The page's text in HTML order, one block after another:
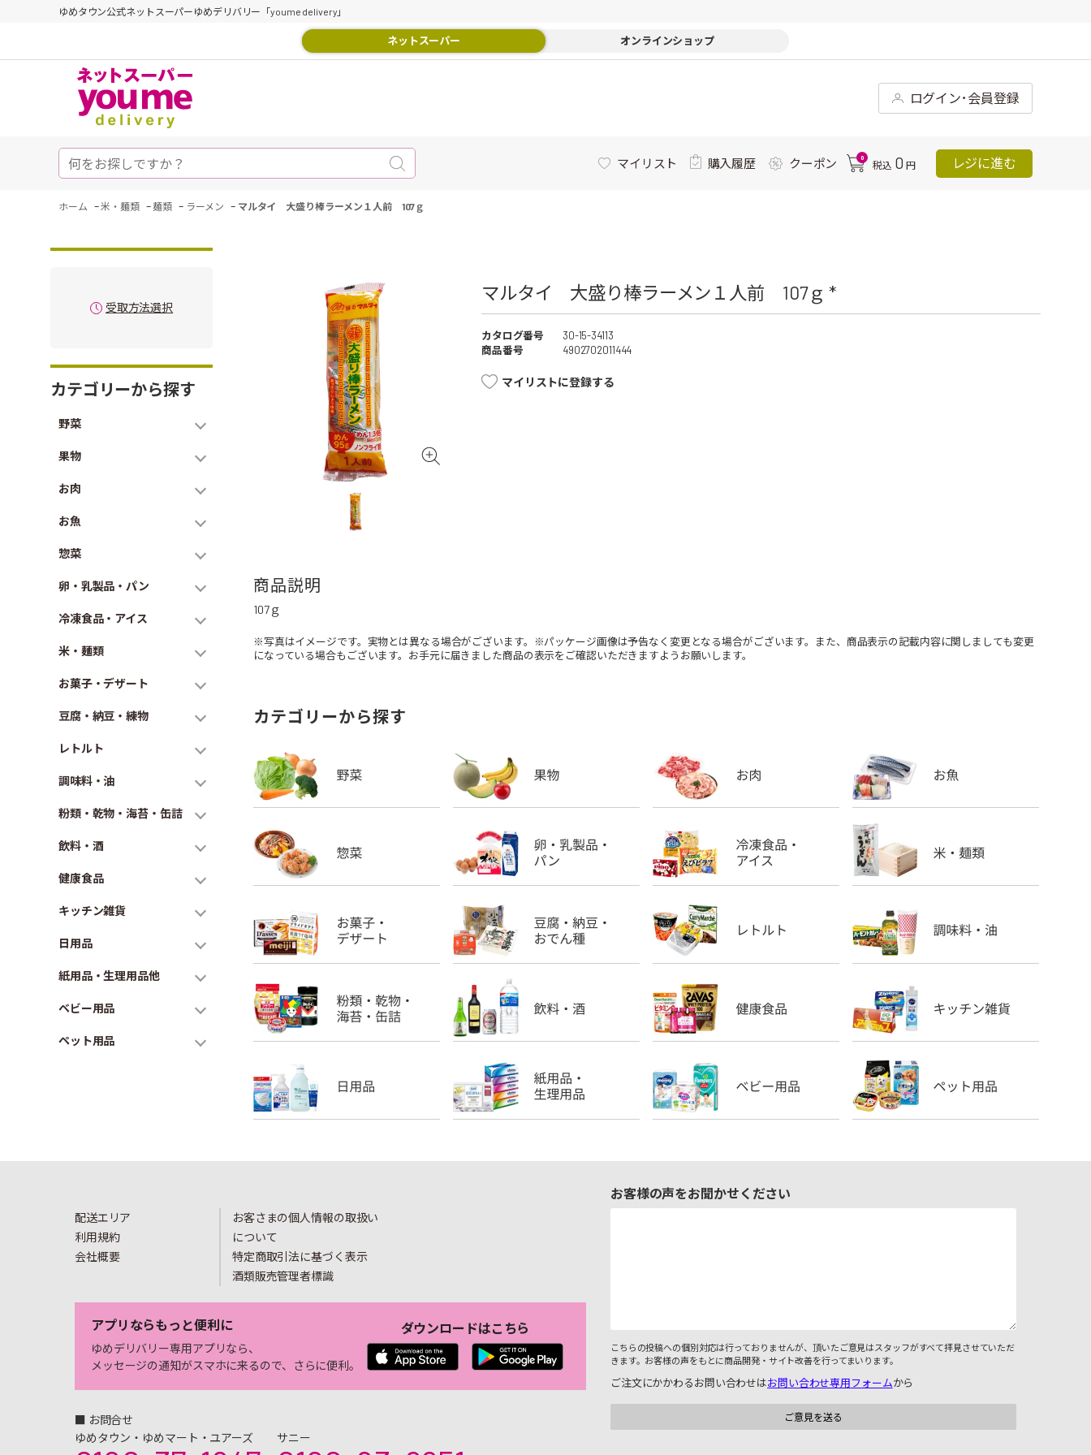
ゆめタウン公式ネットスーパーゆめデリバリー「youme delivery」
ネットスーパー オンラインショップ
ログイン･会員登録
マイリスト 購入履歴 クーポン 0
税込 0 円 レジに進む
ホーム -米・麺類 -麺類 - ラーメン - マルタイ 大盛り棒ラーメン１人前 107ｇ
受取方法選択
カテゴリーから探す
野菜
果物
お肉
お魚
惣菜
卵・乳製品・パン
冷凍食品・アイス
米・麺類
お菓子・デザート
豆腐・納豆・練物
レトルト
調味料・油
粉類・乾物・海苔・缶詰
飲料・酒
健康食品
キッチン雑貨
日用品
紙用品・生理用品他
ベビー用品
ペット用品
マルタイ 大盛り棒ラーメン１人前 107ｇ *
カタログ番号
30-15-34113
商品番号
4902702011444
マイリストに登録する
商品説明
107ｇ
※写真はイメージです。実物とは異なる場合がございます。※パッケージ画像は予告なく変更となる場合がございます。また、商品表示の記載内容に関しましても変更
になっている場合もございます。お手元に届きました商品の表示をご確認いただきますようお願いします。
カテゴリーから探す
配送エリア
利用規約
会社概要
お客さまの個人情報の取扱い
について
特定商取引法に基づく表示
酒類販売管理者標識
アプリならもっと便利に
ゆめデリバリー専用アプリなら、
メッセージの通知がスマホに来るので、さらに便利。
ダウンロードはこちら
■ お問合せ
ゆめタウン・ゆめマート・ユアーズ
サニー
お客様の声をお聞かせください
こちらの投稿への個別対応は行っておりませんが、頂いたご意見はスタッフがすべて拝見させていただ
きます。お客様の声をもとに商品開発・サイト改善を行ってまいります。
ご注文にかかわるお問い合わせはお問い合わせ専用フォームから